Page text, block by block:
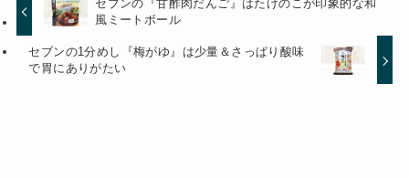
セブンの『甘酢肉だんご』はたけのこが印象的な和
風ミートボール
セブンの1分めし『梅がゆ』は少量＆さっぱり酸味
で胃にありがたい